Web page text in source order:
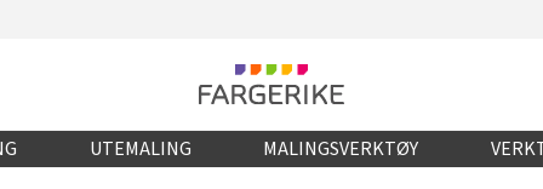
UTEMALING MALINGSVERKTØY